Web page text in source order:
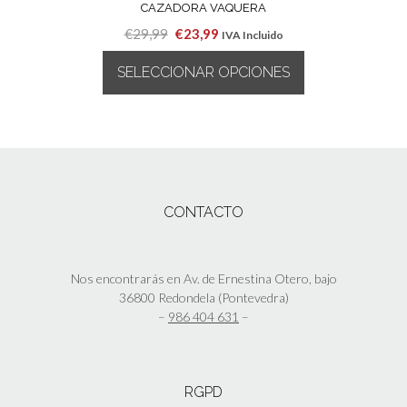
la
de
CAZADORA VAQUERA
€29,99 El
precio
original
era:
€23,99El
precio
actual
es:
IVA Incluido
SELECCIONAR OPCIONES
opciones
elegir
en
la
CONTACTO
Nos encontrarás en Av. de Ernestina Otero, bajo
36800 Redondela (Pontevedra)
– 986 404 631 –
RGPD